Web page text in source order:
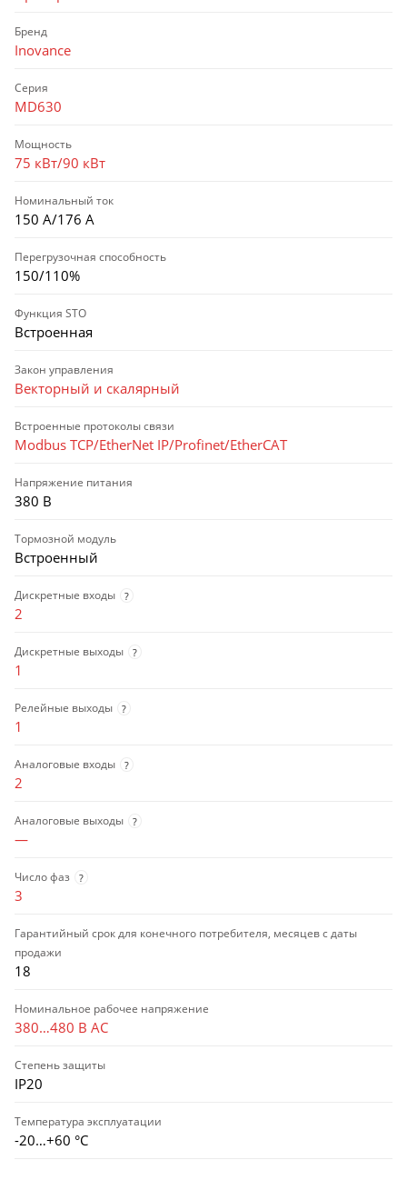
Бренд
Inovance
Серия
MD630
Мощность
75 кВт/90 кВт
Номинальный ток
150 А/176 А
Перегрузочная способность
150/110%
Функция STO
Встроенная
Закон управления
Векторный и скалярный
Встроенные протоколы связи
Modbus TCP/EtherNet IP/Profinet/EtherCAT
Напряжение питания
380 В
Тормозной модуль
Встроенный
Дискретные входы ?
2
Дискретные выходы ?
1
Релейные выходы ?
1
Аналоговые входы ?
2
Аналоговые выходы ?
—
Число фаз ?
3
Гарантийный срок для конечного потребителя, месяцев с даты
продажи
18
Номинальное рабочее напряжение
380…480 В AC
Степень защиты
IP20
Температура эксплуатации
-20…+60 °С